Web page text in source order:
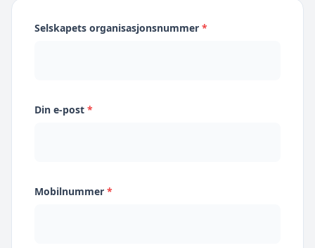
Selskapets organisasjonsnummer *
Din e-post *
Mobilnummer *